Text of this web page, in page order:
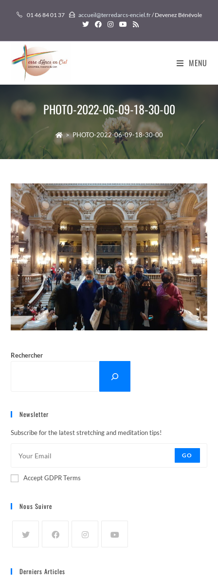
01 46 84 01 37 accueil@terredarcs-enciel.fr/ Devenez Bénévole
MENU
PHOTO-2022-06-09-18-30-00
> PHOTO-2022-06-09-18-30-00
Rechercher
Newsletter
Subscribe for the latest stretching and meditation tips!
GO
Accept GDPR Terms
Nous Suivre
Derniers Articles